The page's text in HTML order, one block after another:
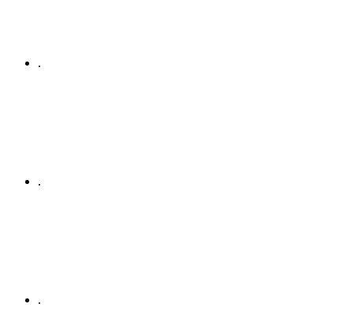
.
.
.